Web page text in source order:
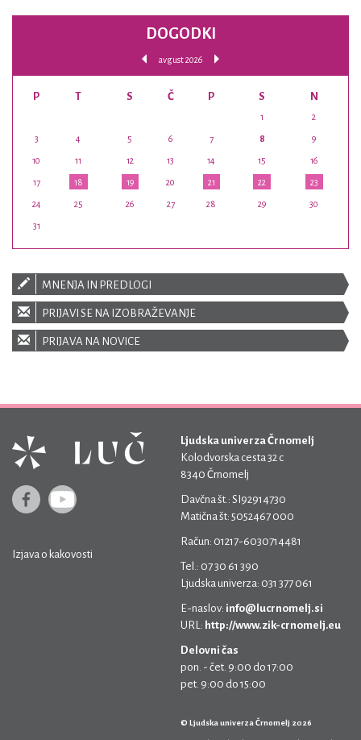
DOGODKI
avgust 2026
P T S Č P S N
1 2
3 4 5 6 7 8 9
10 11 12 13 14 15 16
17 18 19 20 21 22 23
24 25 26 27 28 29 30
31
MNENJA IN PREDLOGI
PRIJAVI SE NA IZOBRAŽEVANJE
PRIJAVA NA NOVICE
Izjava o kakovosti
Ljudska univerza Črnomelj
Kolodvorska cesta 32 c
8340 Črnomelj
Davčna št.: SI92914730
Matična št: 5052467 000
Račun: 01217-6030714481
Tel.: 07 30 61 390
Ljudska univerza: 031 377 061
E-naslov: info@lucrnomelj.si
URL: http://www.zik-crnomelj.eu
Delovni čas
pon. - čet. 9:00 do 17:00
pet. 9:00 do 15:00
© Ljudska univerza Črnomelj 2026